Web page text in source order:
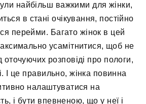
найбільш важкими для жінки,
в стані очікування, постійно
перейми. Багато жінок в цей
усамітнитися, щоб не
оточуючих розповіді про пологи,
І це правильно, жінка повинна
налаштуватися на
і бути впевненою, що у неї і